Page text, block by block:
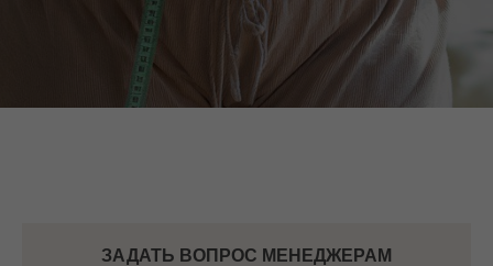
ЗАДАТЬ ВОПРОС МЕНЕДЖЕРАМ